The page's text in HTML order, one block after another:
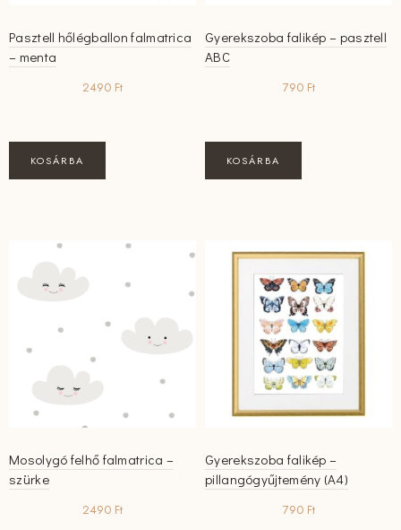
Pasztell hőlégballon falmatrica
– menta
2490 Ft
KOSÁRBA
Gyerekszoba falikép – pasztell
ABC
790 Ft
KOSÁRBA
Mosolygó felhő falmatrica –
szürke
2490 Ft
Gyerekszoba falikép –
pillangógyűjtemény (A4)
790 Ft